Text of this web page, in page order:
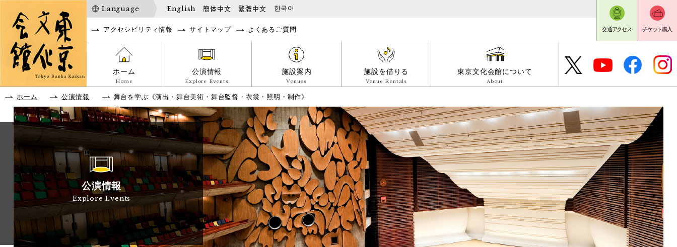
Language English 簡体中文 繁體中文 한국어
アクセシビリティ情報 サイトマップ よくあるご質問 チケット購入
交通アクセス
ホーム
Home
公演情報
Explore Events
施設案内
Venues
施設を借りる
Venue Rentals
東京文化会館について
About
ホーム 公演情報 舞台を学ぶ《演出・舞台美術・舞台監督・衣裳・照明・制作》
公演情報
Explore Events